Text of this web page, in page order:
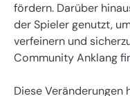
fördern. Darüber
der Spieler genutzt,
verfeinern und
Community Anklang
Diese Veränderungen